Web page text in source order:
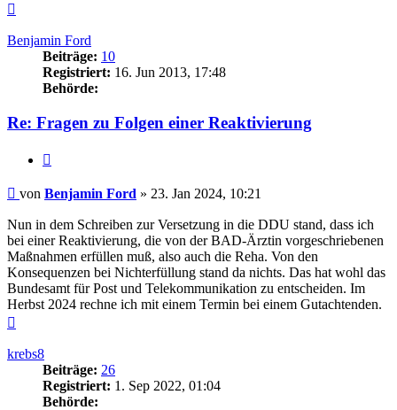
Benjamin Ford
Beiträge: 10
Registriert: 16. Jun 2013, 17:48
Behörde:
Re: Fragen zu Folgen einer Reaktivierung
Beitrag
von Benjamin Ford » 23. Jan 2024, 10:21
Nun in dem Schreiben zur Versetzung in die DDU stand, dass ich
bei einer Reaktivierung, die von der BAD-Ärztin vorgeschriebenen
Maßnahmen erfüllen muß, also auch die Reha. Von den
Konsequenzen bei Nichterfüllung stand da nichts. Das hat wohl das
Bundesamt für Post und Telekommunikation zu entscheiden. Im
Herbst 2024 rechne ich mit einem Termin bei einem Gutachtenden.
krebs8
Beiträge: 26
Registriert: 1. Sep 2022, 01:04
Behörde: